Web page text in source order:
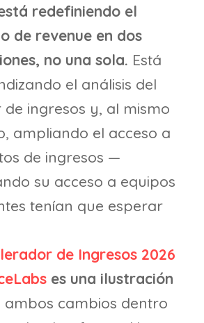
redefiniendo el
de revenue en dos
no una sola. Está
el análisis del
de ingresos y, al mismo
ampliando el acceso a
de ingresos —
su acceso a equipos
tenían que esperar
de Ingresos 2026
es una ilustración
ambos cambios dentro